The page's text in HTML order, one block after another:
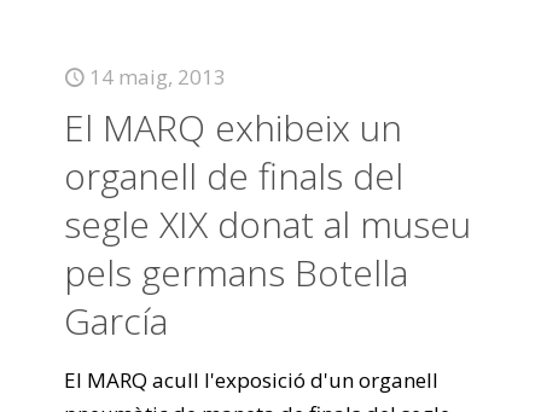
14 maig, 2013
El MARQ exhibeix un
organell de finals del
segle XIX donat al museu
pels germans Botella
García
El MARQ acull l'exposició d'un organell